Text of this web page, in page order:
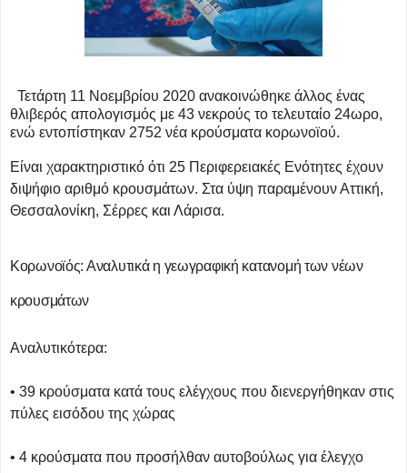
Τετάρτη 11 Νοεμβρίου 2020 ανακοινώθηκε άλλος ένας
θλιβερός απολογισμός με 43 νεκρούς το τελευταίο 24ωρο,
ενώ εντοπίστηκαν 2752 νέα κρούσματα κορωνοϊού.
Είναι χαρακτηριστικό ότι 25 Περιφερειακές Ενότητες έχουν
διψήφιο αριθμό κρουσμάτων. Στα ύψη παραμένουν Αττική,
Θεσσαλονίκη, Σέρρες και Λάρισα.
Κορωνοϊός: Αναλυτικά η γεωγραφική κατανομή των νέων
κρουσμάτων
Αναλυτικότερα:
• 39 κρούσματα κατά τους ελέγχους που διενεργήθηκαν στις
πύλες εισόδου της χώρας
• 4 κρούσματα που προσήλθαν αυτοβούλως για έλεγχο